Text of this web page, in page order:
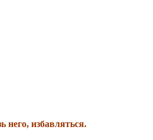
него, избавляться.